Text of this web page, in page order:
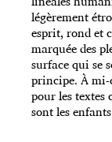
légèrement
esprit, rond et
marquée des
surface qui se
principe. À mi-
pour les textes
sont les